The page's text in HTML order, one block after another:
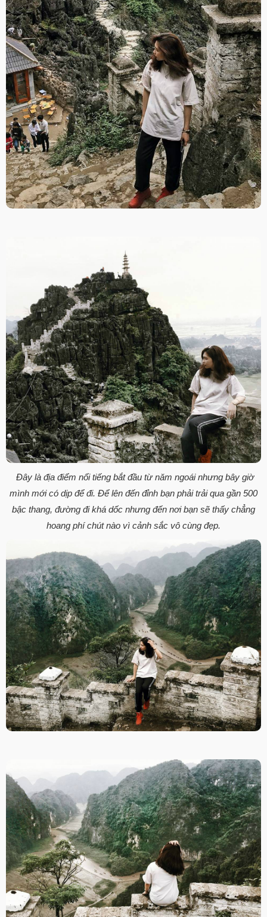
Đây là địa điểm nổi tiếng bắt đầu từ năm ngoái nhưng bây giờ
mình mới có dịp để đi. Để lên đến đỉnh bạn phải trải qua gần 500
bậc thang, đường đi khá dốc nhưng đến nơi bạn sẽ thấy chẳng
hoang phí chút nào vì cảnh sắc vô cùng đẹp.